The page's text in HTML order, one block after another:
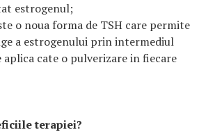
estrogenul;
o noua forma de TSH care permite
a estrogenului prin intermediul
aplica cate o pulverizare in fiecare
terapiei?